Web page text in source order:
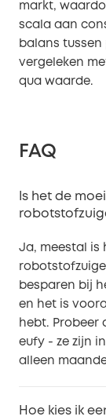
markt,
scala aan
balans
vergeleken
qua waarde.
FAQ
Is het de
Ja, meestal is
besparen bij
en het is
hebt. Probeer
eufy - ze zijn
alleen
Hoe kies ik